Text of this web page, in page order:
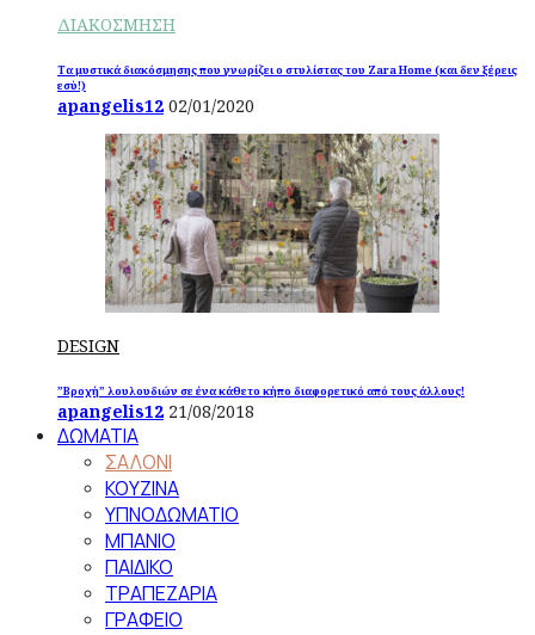
ΔΙΑΚΟΣΜΗΣΗ
Τα μυστικά διακόσμησης που γνωρίζει ο στυλίστας του Zara Home (και δεν ξέρεις
εσύ!)
apangelis12 02/01/2020
DESIGN
”Βροχή” λουλουδιών σε ένα κάθετο κήπο διαφορετικό από τους άλλους!
apangelis12 21/08/2018
ΔΩΜΑΤΙΑ
ΣΑΛΟΝΙ
ΚΟΥΖΙΝΑ
ΥΠΝΟΔΩΜΑΤΙΟ
ΜΠΑΝΙΟ
ΠΑΙΔΙΚΟ
ΤΡΑΠΕΖΑΡΙΑ
ΓΡΑΦΕΙΟ